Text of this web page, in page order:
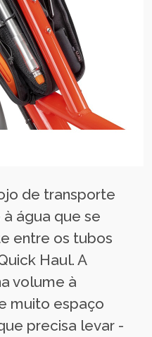
de transporte
água que se
entre os tubos
Haul. A
volume à
muito espaço
precisa levar -